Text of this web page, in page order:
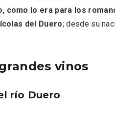
como lo era para los
del Duero; desde su
vinos
río Duero